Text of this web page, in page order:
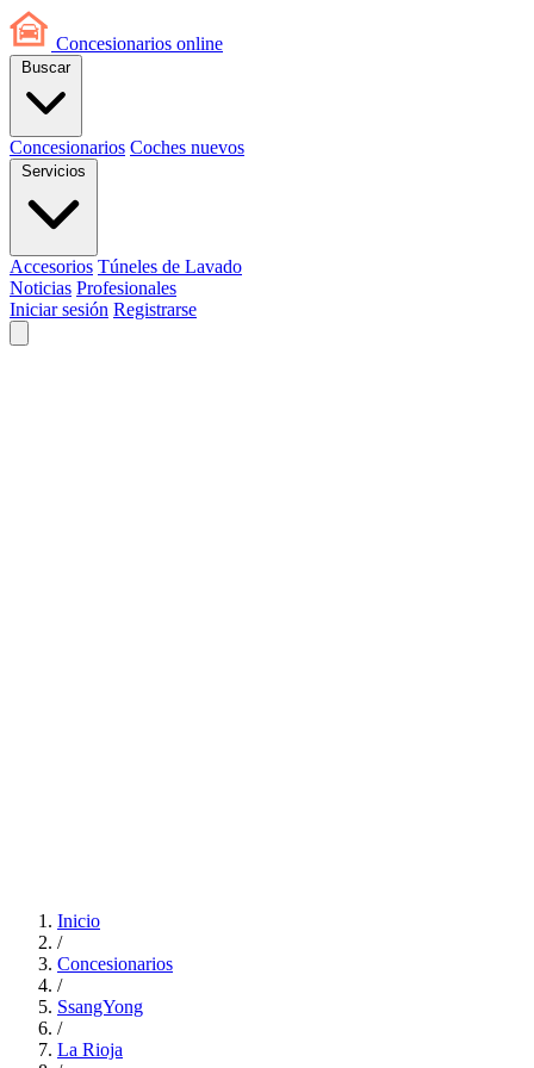
Concesionarios online
Buscar
Concesionarios Coches nuevos
Servicios
Accesorios Túneles de Lavado
Noticias Profesionales
Iniciar sesión Registrarse
Inicio
/
Concesionarios
/
SsangYong
/
La Rioja